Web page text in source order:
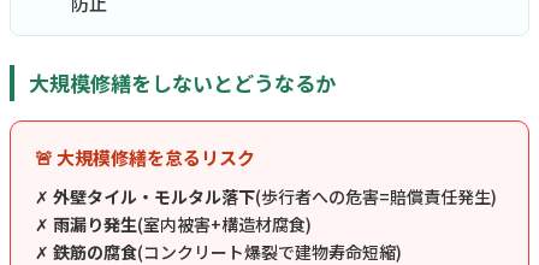
大規模修繕をしないとどうなるか
🚨 大規模修繕を怠るリスク
✗ 外壁タイル・モルタル落下(歩行者への危害=賠償責任発生)
✗ 雨漏り発生(室内被害+構造材腐食)
✗ 鉄筋の腐食(コンクリート爆裂で建物寿命短縮)